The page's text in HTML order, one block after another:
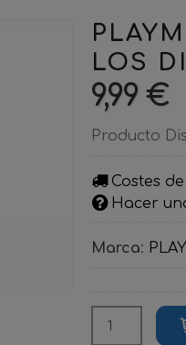
LOS
9,99 €
Producto
Costes
Hacer
Marca: